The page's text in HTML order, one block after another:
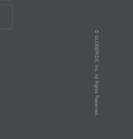
© GLOBERIDE, Inc. All Rights Reserved.